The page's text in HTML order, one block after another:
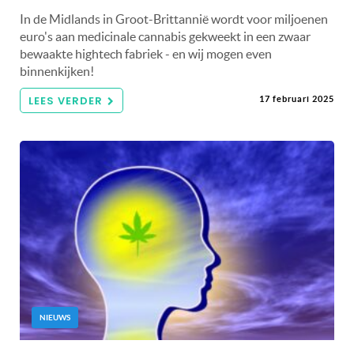
In de Midlands in Groot-Brittannië wordt voor miljoenen
euro's aan medicinale cannabis gekweekt in een zwaar
bewaakte hightech fabriek - en wij mogen even
binnenkijken!
LEES VERDER 17 februari 2025
NIEUWS